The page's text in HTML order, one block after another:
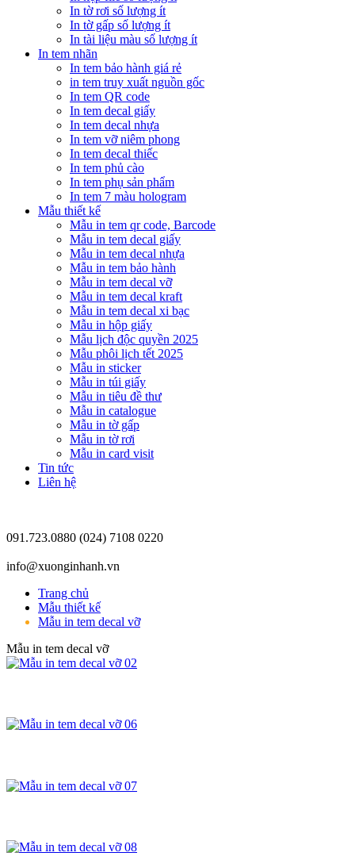
In tờ rơi số lượng ít
In tờ gấp số lượng ít
In tài liệu màu số lượng ít
In tem nhãn
In tem bảo hành giá rẻ
in tem truy xuất nguồn gốc
In tem QR code
In tem decal giấy
In tem decal nhựa
In tem vỡ niêm phong
In tem decal thiếc
In tem phủ cào
In tem phụ sản phẩm
In tem 7 màu hologram
Mẫu thiết kế
Mẫu in tem qr code, Barcode
Mẫu in tem decal giấy
Mẫu in tem decal nhựa
Mẫu in tem bảo hành
Mẫu in tem decal vỡ
Mẫu in tem decal kraft
Mẫu in tem decal xi bạc
Mẫu in hộp giấy
Mẫu lịch độc quyền 2025
Mẫu phôi lịch tết 2025
Mẫu in sticker
Mẫu in túi giấy
Mẫu in tiêu đề thư
Mẫu in catalogue
Mẫu in tờ gấp
Mẫu in tờ rơi
Mẫu in card visit
Tin tức
Liên hệ
091.723.0880 (024) 7108 0220
info@xuonginhanh.vn
Trang chủ
Mẫu thiết kế
Mẫu in tem decal vỡ
Mẫu in tem decal vỡ